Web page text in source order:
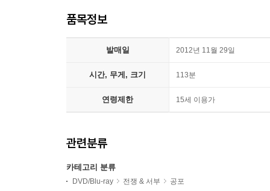
품목정보
발매일 2012년 11월 29일
시간, 무게, 크기 113분
연령제한 15세 이용가
관련분류
카테고리 분류
DVD/Blu-ray 전쟁 & 서부 공포